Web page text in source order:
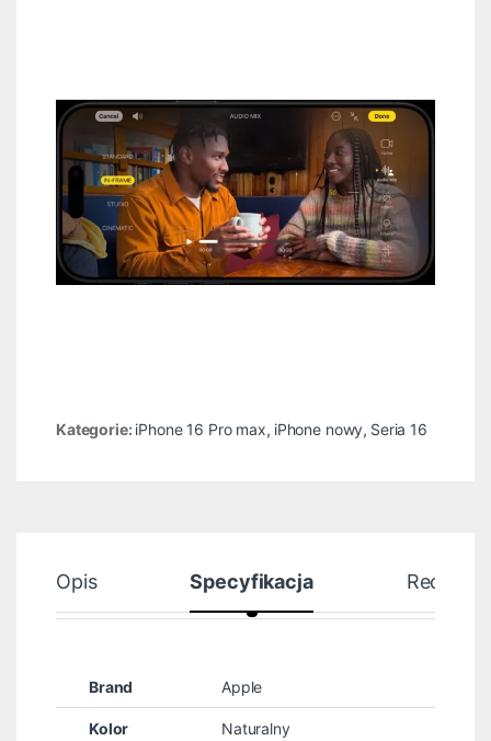
Kategorie: iPhone 16 Pro max, iPhone nowy, Seria 16
Opis Specyfikacja Recenzje
Brand Apple
Kolor Naturalny